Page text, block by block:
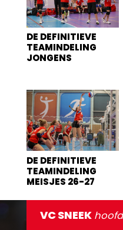
DE DEFINITIEVE
TEAMINDELING
JONGENS
DE DEFINITIEVE
TEAMINDELING
MEISJES 26-27
VC SNEEK